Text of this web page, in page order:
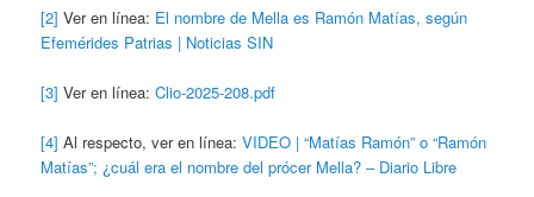
[2] Ver en línea: El nombre de Mella es Ramón Matías, según
Efemérides Patrias | Noticias SIN
[3] Ver en línea:Clio-2025-208.pdf
[4] Al respecto, ver en línea:VIDEO | “Matías Ramón” o “Ramón
Matías”; ¿cuál era el nombre del prócer Mella? – Diario Libre